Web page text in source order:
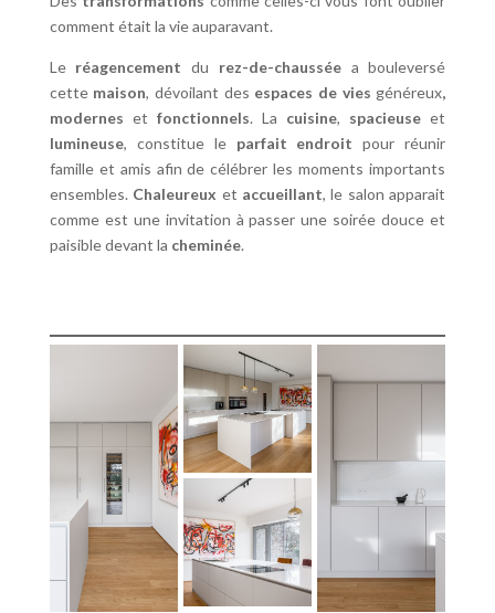
comment était la vie auparavant.
Leréagencement du rez-de-chaussée a bouleversé
cette maison, dévoilant des espaces de vies généreux,
modernes et fonctionnels. La cuisine, spacieuse et
lumineuse, constitue le parfait endroit pour réunir
famille et amis afin de célébrer les moments importants
ensembles. Chaleureux et accueillant, le salon apparait
comme est une invitation à passer une soirée douce et
paisible devant la cheminée.